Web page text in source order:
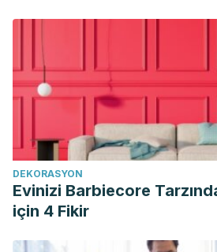
Lopez, Anthony, et al. “Iron
Iuliano, Bianca Assunção, Maria
and Ana Maria Dianezi
adolescentes segundo maturação
Nutrição17.1 (2004): 37-43.
Pasricha, Sant-Rayn, et al. “Effect
supplementation on health in
systematic review and meta-
e86.
DEKORASYON
Evinizi Barbiecore
için 4 Fikir